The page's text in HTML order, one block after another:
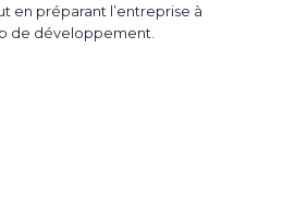
en préparant l’entreprise à
de développement.